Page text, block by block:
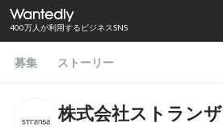
400万人が利用するビジネスSNS
募集 ストーリー
株式会社ストランザ